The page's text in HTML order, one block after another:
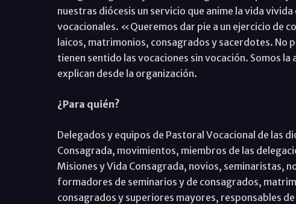
nuestras diócesis un servicio que anime la vida
vocacionales. «Queremos dar pie a un ejercicio de
laicos, matrimonios, consagrados y sacerdotes. No
tienen sentido las vocaciones sin vocación. Somos
explican desde la organización.
¿Para quién?
Delegados y equipos de Pastoral Vocacional de las
Consagrada, movimientos, miembros de las
Misiones y Vida Consagrada, novios, seminaristas,
formadores de seminarios y de consagrados,
consagrados y superiores mayores, responsables